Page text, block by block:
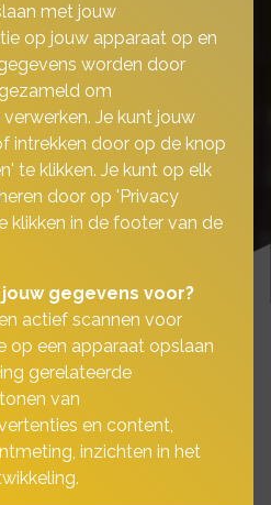
vooruit en investeren in
inventaris. Vaak kunt of
zelf bekostigen.
een zakelijke lening
met jouw
op jouw apparaat op en
worden door
om
Je kunt jouw
intrekken door op de knop
te klikken. Je kunt op elk
door op 'Privacy
klikken in de footer van de
gegevens voor?
actief scannen voor
op een apparaat opslaan
gerelateerde
van
en content,
inzichten in het